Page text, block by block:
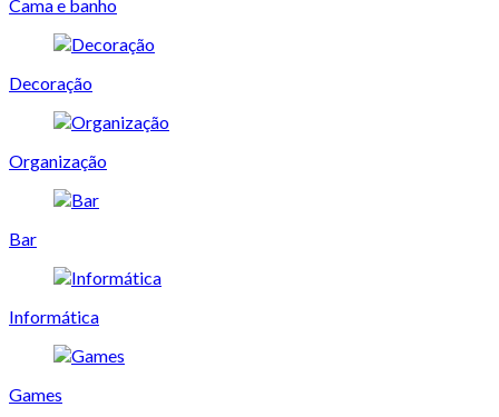
Cama e banho
Decoração
Organização
Bar
Informática
Games